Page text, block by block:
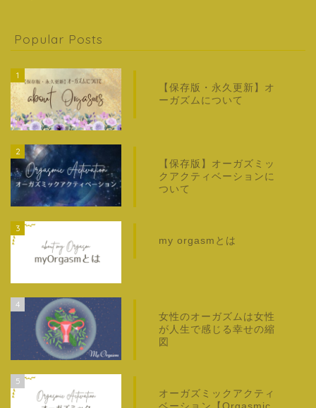
Popular Posts
1
【保存版・永久更新】オ
ーガズムについて
2
【保存版】オーガズミッ
クアクティベーションに
ついて
3
my orgasmとは
4
女性のオーガズムは女性
が人生で感じる幸せの縮
図
5
オーガズミックアクティ